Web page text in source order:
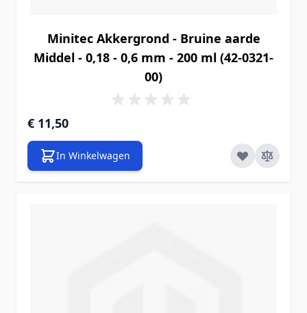
Minitec Akkergrond - Bruine aarde
Middel - 0,18 - 0,6 mm - 200 ml (42-0321-
00)
€ 11,50
In Winkelwagen